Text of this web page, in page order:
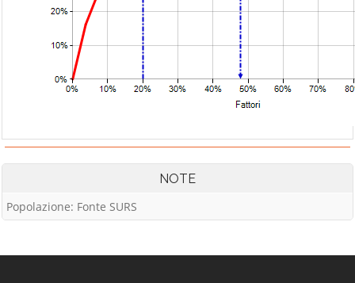
NOTE
Popolazione: Fonte SURS